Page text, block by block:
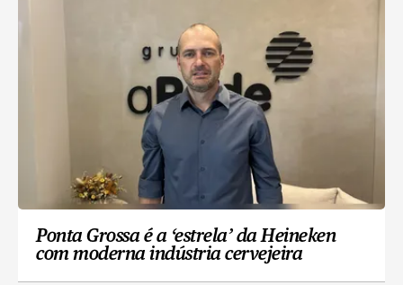
Ponta Grossa é a ‘estrela’ da Heineken
com moderna indústria cervejeira